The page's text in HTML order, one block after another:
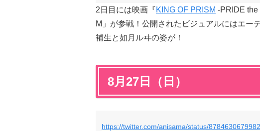
2日目には映画『KING OF PRISM -PRIDE the
M」が参戦！公開されたビジュアルにはエー
補生と如月ルヰの姿が！
8月27日（日）
https://twitter.com/anisama/status/